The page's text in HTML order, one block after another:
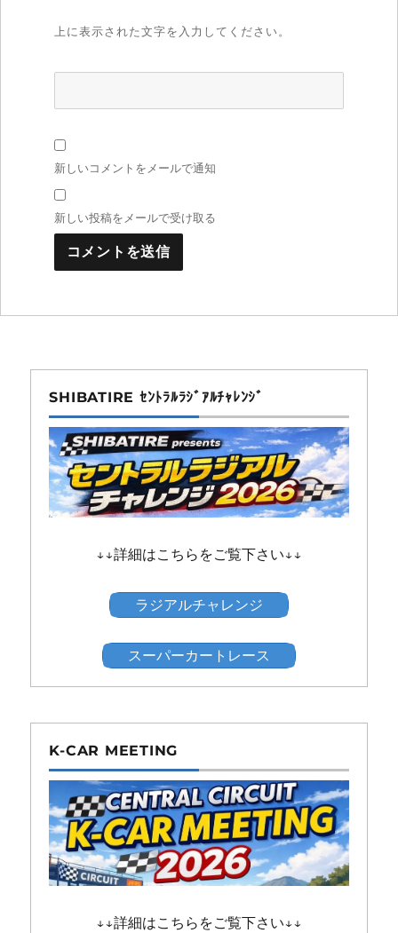
上に表示された文字を入力してください。
新しいコメントをメールで通知
新しい投稿をメールで受け取る
SHIBATIRE ｾﾝﾄﾗﾙﾗｼﾞｱﾙﾁｬﾚﾝｼﾞ
↓↓詳細はこちらをご覧下さい↓↓
ラジアルチャレンジ
スーパーカートレース
K-CAR MEETING
↓↓詳細はこちらをご覧下さい↓↓